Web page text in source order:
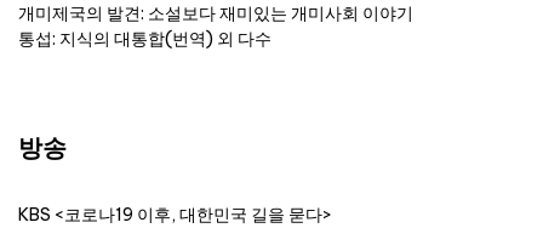
개미제국의 발견: 소설보다 재미있는 개미사회 이야기
통섭: 지식의 대통합(번역) 외 다수
방송
KBS <코로나19 이후, 대한민국 길을 묻다>